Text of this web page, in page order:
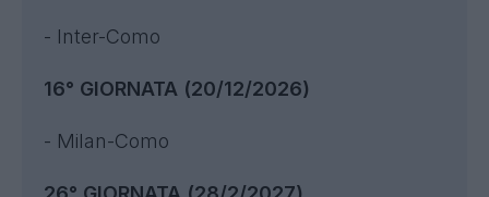
- Inter-Como
16° GIORNATA (20/12/2026)
- Milan-Como